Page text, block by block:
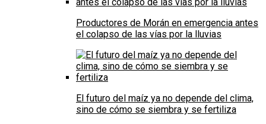
Productores de Morán en emergencia antes
el colapso de las vías por la lluvias
El futuro del maíz ya no depende del clima,
sino de cómo se siembra y se fertiliza